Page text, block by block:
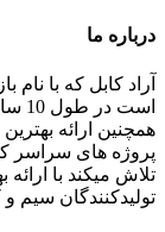
درباره ما
آراد کابل که با نام
همچنین ارائه
پروژه های سراسر
تلاش میکند با
تولیدکنندگان سیم